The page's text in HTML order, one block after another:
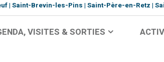
Saint-Brevin-les-Pins Saint-Père-en-Retz
VISITES & SORTIES